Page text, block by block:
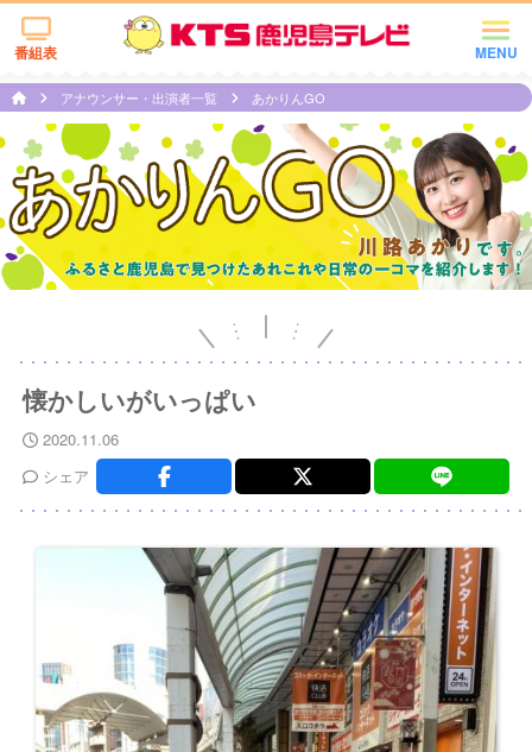
MENU
番組表
アナウンサー・出演者一覧 あかりんGO
懐かしいがいっぱい
2020.11.06
シェア